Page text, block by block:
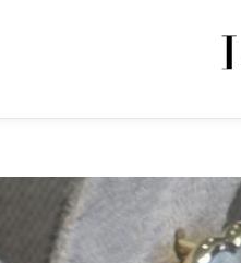
Yeni